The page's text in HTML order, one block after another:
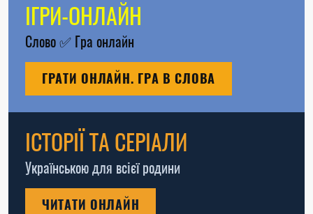
ІГРИ-ОНЛАЙН
Слово✅ Гра онлайн
ГРАТИ ОНЛАЙН. ГРА В СЛОВА
ІСТОРІЇ ТА СЕРІАЛИ
Українською для всієї родини
ЧИТАТИ ОНЛАЙН